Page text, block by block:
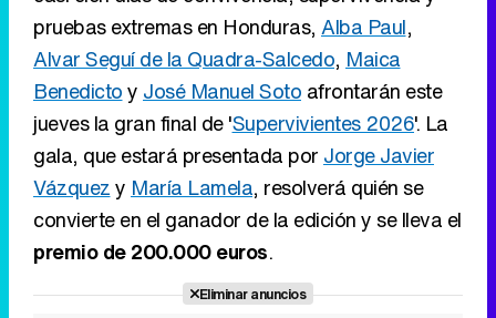
pruebas extremas en Honduras, Alba Paul,
Alvar Seguí de la Quadra-Salcedo, Maica
Benedictoy José Manuel Soto afrontarán este
jueves la gran final de 'Supervivientes 2026'. La
gala, que estará presentada por Jorge Javier
Vázquezy María Lamela, resolverá quién se
convierte en el ganador de la edición y se lleva el
premio de 200.000 euros.
Eliminar anuncios